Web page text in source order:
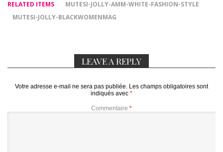
RELATED ITEMS
MUTESI-JOLLY-AMM-WHITE-FASHION-STYLE
MUTESI-JOLLY-BLACKWOMENMAG
LEAVE A REPLY
Votre adresse e-mail ne sera pas publiée. Les champs obligatoires sont
indiqués avec *
Commentaire *